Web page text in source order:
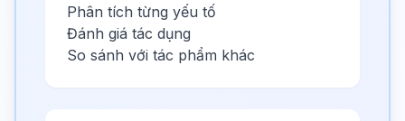
Phân tích từng yếu tố
Đánh giá tác dụng
So sánh với tác phẩm khác